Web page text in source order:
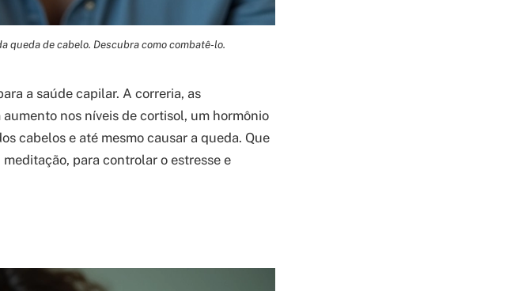
queda de cabelo. Descubra como combatê-lo.
a saúde capilar. A correria, as
nos níveis de cortisol, um hormônio
cabelos e até mesmo causar a queda. Que
para controlar o estresse e